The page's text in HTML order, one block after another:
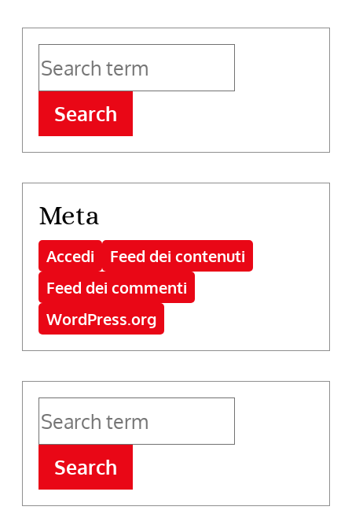
Search
Meta
Accedi
Feed dei contenuti
Feed dei commenti
WordPress.org
Search